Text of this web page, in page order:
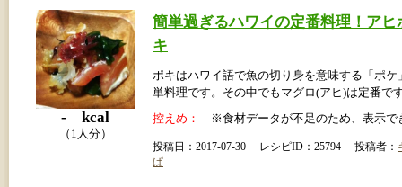
- kcal
（1人分）
簡単過ぎるハワイの定番料理！アヒ
キ
ポキはハワイ語で魚の切り身を意味する「ポケ
単料理です。その中でもマグロ(アヒ)は定番で
控えめ： ※食材データが不足のため、表示で
投稿日：2017-07-30 レシピID：25794 投稿者：
ぱ